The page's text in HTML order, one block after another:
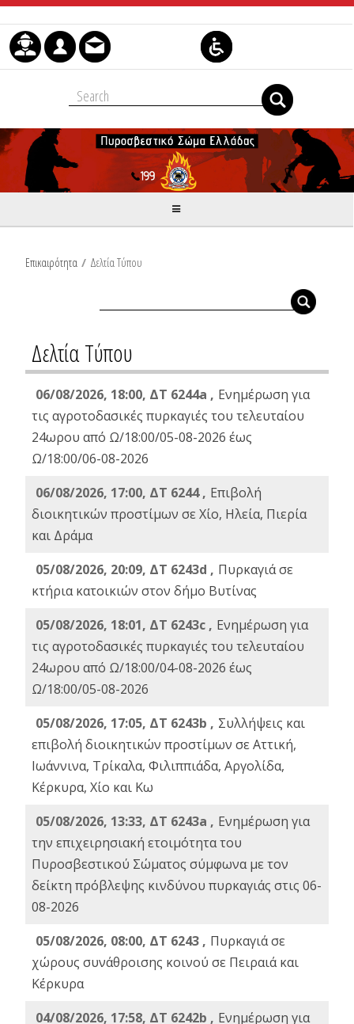
Μετάβαση στο περιεχόμενο
Επικαιρότητα / Δελτία Τύπου
Δελτία Τύπου
06/08/2026, 18:00, ΔΤ 6244a , Ενημέρωση για
τις αγροτοδασικές πυρκαγιές του τελευταίου
24ωρου από Ω/18:00/05-08-2026 έως
Ω/18:00/06-08-2026
06/08/2026, 17:00, ΔΤ 6244 , Επιβολή
διοικητικών προστίμων σε Χίο, Ηλεία, Πιερία
και Δράμα
05/08/2026, 20:09, ΔΤ 6243d , Πυρκαγιά σε
κτήρια κατοικιών στον δήμο Βυτίνας
05/08/2026, 18:01, ΔΤ 6243c , Ενημέρωση για
τις αγροτοδασικές πυρκαγιές του τελευταίου
24ωρου από Ω/18:00/04-08-2026 έως
Ω/18:00/05-08-2026
05/08/2026, 17:05, ΔΤ 6243b , Συλλήψεις και
επιβολή διοικητικών προστίμων σε Αττική,
Ιωάννινα, Τρίκαλα, Φιλιππιάδα, Αργολίδα,
Κέρκυρα, Χίο και Κω
05/08/2026, 13:33, ΔΤ 6243a , Ενημέρωση για
την επιχειρησιακή ετοιμότητα του
Πυροσβεστικού Σώματος σύμφωνα με τον
δείκτη πρόβλεψης κινδύνου πυρκαγιάς στις 06-
08-2026
05/08/2026, 08:00, ΔΤ 6243 , Πυρκαγιά σε
χώρους συνάθροισης κοινού σε Πειραιά και
Κέρκυρα
04/08/2026, 17:58, ΔΤ 6242b , Ενημέρωση για